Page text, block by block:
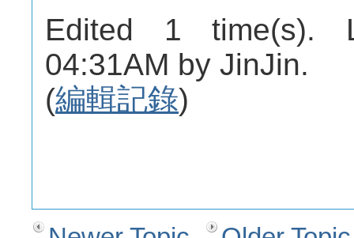
Edited 1 time(s).
04:31AM by JinJin.
(編輯記錄)